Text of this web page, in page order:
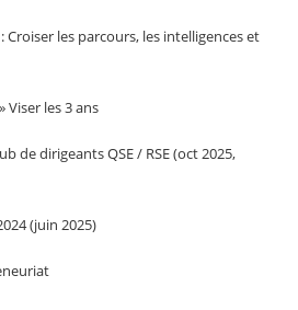
Croiser les parcours, les intelligences et
Viser les 3 ans
de dirigeants QSE / RSE (oct 2025,
(juin 2025)